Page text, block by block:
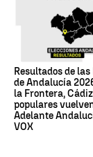
Resultados de
de Andalucía
la Frontera,
populares
Adelante
VOX